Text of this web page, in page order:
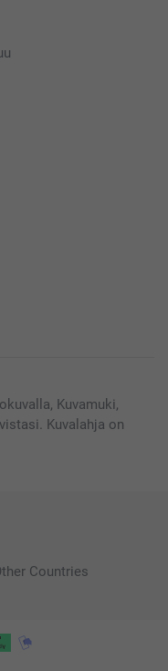
Kuvamuki,
Kuvalahja on
Countries